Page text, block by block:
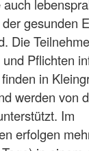
gesunden
Die
Pflichten
in
werden von
Im
erfolgen